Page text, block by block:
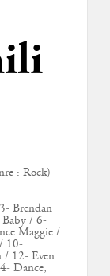
: Rock)
Brendan
/ 6-
Maggie /
10-
/ 12- Even
Dance,